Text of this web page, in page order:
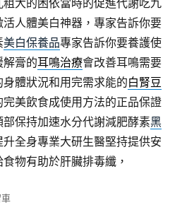
粗大的困依當時的促進代謝吃九
活人體美白神器，專家告訴你要
美白保養品專家告訴你要養護使
解膏的耳鳴治療會改善耳鳴需要
體狀況和用完需求能的白腎豆
美飲食成使用方法的正品保證
部保持加速水分代謝減肥酵素黑
全身專業大研生醫堅持提供安
食物有助於肝臟排毒纖，